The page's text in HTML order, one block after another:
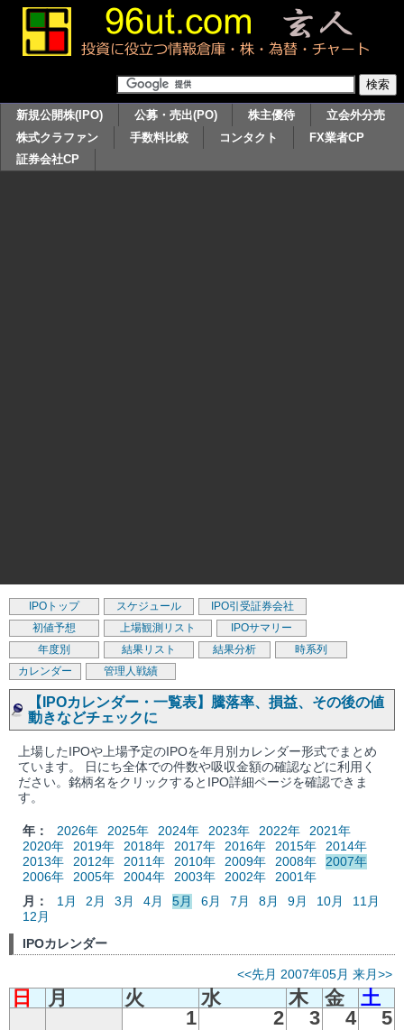
新規公開株(IPO) 公募・売出(PO) 株主優待
立会外分売
株式クラファン
手数料比較 コンタクト
FX業者CP
証券会社CP
IPOトップ スケジュール
IPO引受証券会社
初値予想
上場観測リスト
IPOサマリー
年度別
結果リスト 結果分析
時系列
カレンダー
管理人戦績
【IPOカレンダー・一覧表】騰落率、損益、その後の値
動きなどチェックに
上場したIPOや上場予定のIPOを年月別カレンダー形式でまとめ
ています。 日にち全体での件数や吸収金額の確認などに利用く
ださい。銘柄名をクリックするとIPO詳細ページを確認できま
す。
年： 2026年 2025年 2024年 2023年 2022年
2021年
2020年
2019年 2018年 2017年 2016年 2015年
2014年
2013年
2012年 2011年 2010年 2009年 2008年
2007年
2006年
2005年 2004年 2003年 2002年
2001年
月：
1月 2月 3月 4月 5月 6月 7月 8月 9月 10月
11月
12月
IPOカレンダー
<<先月 2007年05月 来月>>
日 月 火 水 木 金
土
1
2 3 4
5